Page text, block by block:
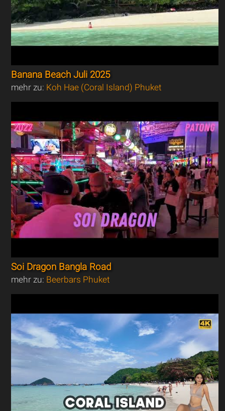
Banana Beach Juli 2025
mehr zu: Koh Hae (Coral Island) Phuket
Soi Dragon Bangla Road
mehr zu: Beerbars Phuket